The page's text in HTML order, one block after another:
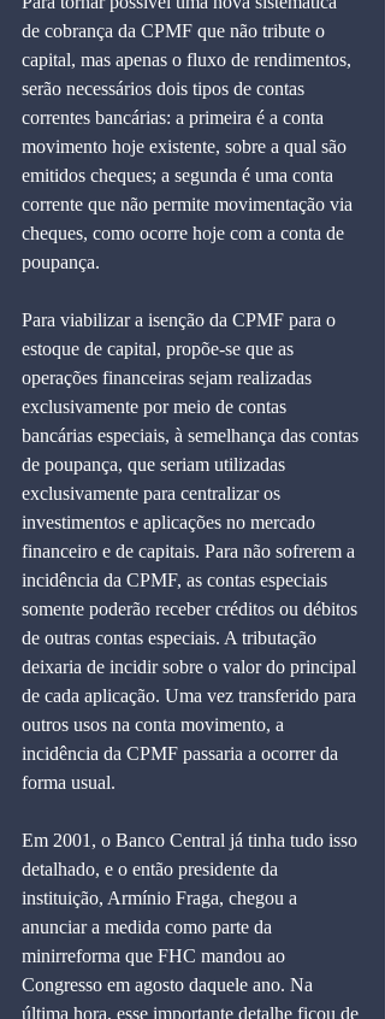
de cobrança da CPMF que não tribute o
capital, mas apenas o fluxo de rendimentos,
serão necessários dois tipos de contas
correntes bancárias: a primeira é a conta
movimento hoje existente, sobre a qual são
emitidos cheques; a segunda é uma conta
corrente que não permite movimentação via
cheques, como ocorre hoje com a conta de
poupança.
Para viabilizar a isenção da CPMF para o
estoque de capital, propõe-se que as
operações financeiras sejam realizadas
exclusivamente por meio de contas
bancárias especiais, à semelhança das contas
de poupança, que seriam utilizadas
exclusivamente para centralizar os
investimentos e aplicações no mercado
financeiro e de capitais. Para não sofrerem a
incidência da CPMF, as contas especiais
somente poderão receber créditos ou débitos
de outras contas especiais. A tributação
deixaria de incidir sobre o valor do principal
de cada aplicação. Uma vez transferido para
outros usos na conta movimento, a
incidência da CPMF passaria a ocorrer da
forma usual.
Em 2001, o Banco Central já tinha tudo isso
detalhado, e o então presidente da
instituição, Armínio Fraga, chegou a
anunciar a medida como parte da
minirreforma que FHC mandou ao
Congresso em agosto daquele ano. Na
última hora, esse importante detalhe ficou de